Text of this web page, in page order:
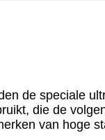
de speciale
die de
van hoge